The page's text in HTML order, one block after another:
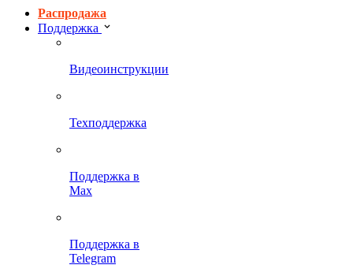
Распродажа
Поддержка
Видеоинструкции
Техподдержка
Поддержка в
Max
Поддержка в
Telegram